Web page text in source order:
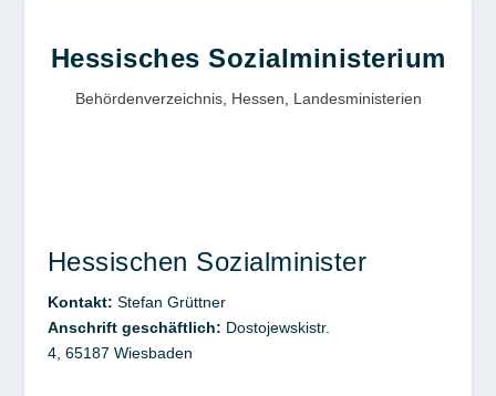
Hessisches Sozialministerium
Behördenverzeichnis, Hessen Landesministerien
Hessischen Sozialminister
Kontakt: Stefan Grüttner
Anschrift geschäftlich: Dostojewskistr.
4, 65187 Wiesbaden